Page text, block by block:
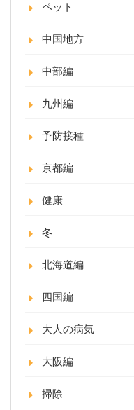
ペット
中国地方
中部編
九州編
予防接種
京都編
健康
冬
北海道編
四国編
大人の病気
大阪編
掃除